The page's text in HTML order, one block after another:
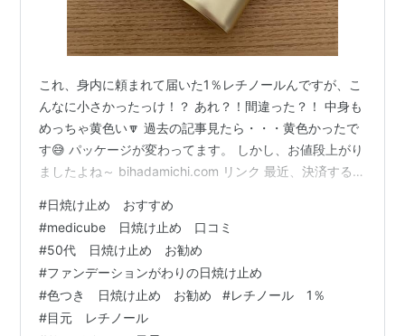
これ、身内に頼まれて届いた1％レチノールんですが、こ
んなに小さかったっけ！？ あれ？！間違った？！ 中身も
めっちゃ黄色い🔽 過去の記事見たら・・・黄色かったで
す😅 パッケージが変わってます。 しかし、お値段上がり
ましたよね～ bihadamichi.com リンク 最近、決済すると
このレチノールはDAIGOさんお勧めで知ったのですが、
親が気に入ってたまにに使ってます。 ただ、その前に
「日焼け止めを塗れ－－－！それがなにより1番大事だー
ー！」って言ってもなかなか聞いてくれない😫 どんな高
価なクリーム塗ってたとしても､日焼け止め塗らずに炎天
下の…
#日焼け止め おすすめ
#medicube 日焼け止め 口コミ
#50代 日焼け止め お勧め
#ファンデーションがわりの日焼け止め
#色つき 日焼け止め お勧め #レチノール 1％
#目元 レチノール